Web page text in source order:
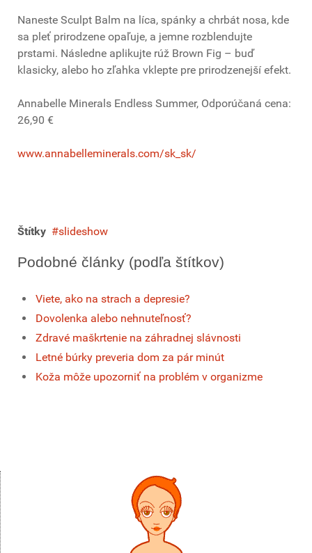
Naneste Sculpt Balm na líca, spánky a chrbát nosa, kde
sa pleť prirodzene opaľuje, a jemne rozblendujte
prstami. Následne aplikujte rúž Brown Fig – buď
klasicky, alebo ho zľahka vklepte pre prirodzenejší efekt.
Annabelle Minerals Endless Summer, Odporúčaná cena:
26,90 €
www.annabelleminerals.com/sk_sk/
Štítky slideshow
Podobné články (podľa štítkov)
Viete, ako na strach a depresie?
Dovolenka alebo nehnuteľnosť?
Zdravé maškrtenie na záhradnej slávnosti
Letné búrky preveria dom za pár minút
Koža môže upozorniť na problém v organizme